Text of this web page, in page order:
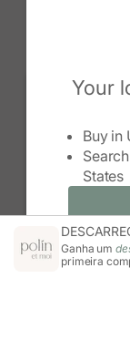
Your
Buy in
States
Ganha um
primeira